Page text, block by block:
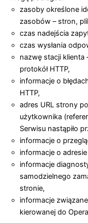
zasoby określone
zasobów – stron,
czas nadejścia
czas wysłania
nazwę stacji klienta
protokół HTTP,
informacje o
HTTP,
adres URL strony
użytkownika
Serwisu nastąpiło
informacje o
informacje o adresie
informacje
samodzielnego
stronie,
informacje
kierowanej do